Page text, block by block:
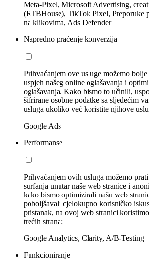
Meta-Pixel, Microsoft Advertising,
(RTBHouse), TikTok Pixel, Preporuke
na klikovima, Ads Defender
Napredno praćenje konverzija
Prihvaćanjem ove usluge možemo
uspjeh našeg online oglašavanja i
oglašavanja. Kako bismo to učinili,
šifrirane osobne podatke sa sljedećim
usluga ukoliko već koristite njihove
Google Ads
Performanse
Prihvaćanjem ovih usluga možemo
surfanja unutar naše web stranice i
kako bismo optimizirali našu web
poboljšavali cjelokupno korisničko
pristanak, na ovoj web stranici
trećih strana:
Google Analytics, Clarity, A/B-Testing
Funkcioniranje